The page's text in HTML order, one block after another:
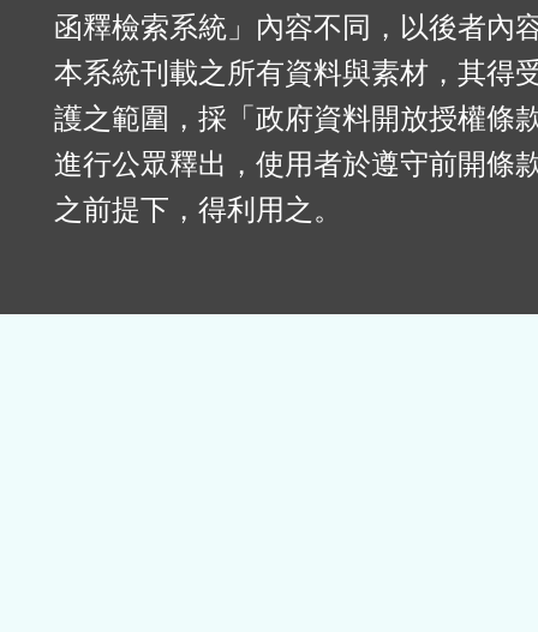
函釋檢索系統」內容不同，以後者內
本系統刊載之所有資料與素材，其得
護之範圍，採「政府資料開放授權條
進行公眾釋出，使用者於遵守前開條
之前提下，得利用之。